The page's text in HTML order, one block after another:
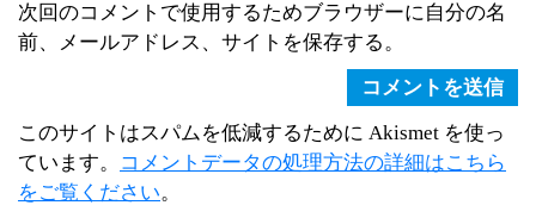
次回のコメントで使用するためブラウザーに自分の名
前、メールアドレス、サイトを保存する。
このサイトはスパムを低減するために Akismet を使っ
ています。
コメントデータの処理方法の詳細はこちら
をご覧ください。